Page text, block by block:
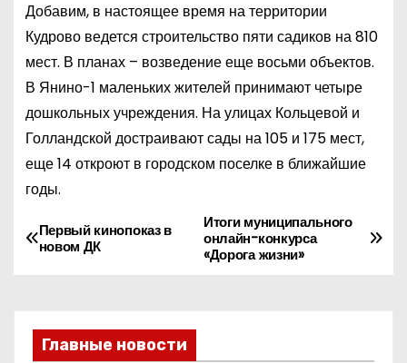
Добавим, в настоящее время на территории
Кудрово ведется строительство пяти садиков на 810
мест. В планах – возведение еще восьми объектов.
В Янино-1 маленьких жителей принимают четыре
дошкольных учреждения. На улицах Кольцевой и
Голландской достраивают сады на 105 и 175 мест,
еще 14 откроют в городском поселке в ближайшие
годы.
Н
Итоги муниципального
онлайн-конкурса
«Дорога жизни»
Первый кинопоказ в
новом ДК
Главные новости